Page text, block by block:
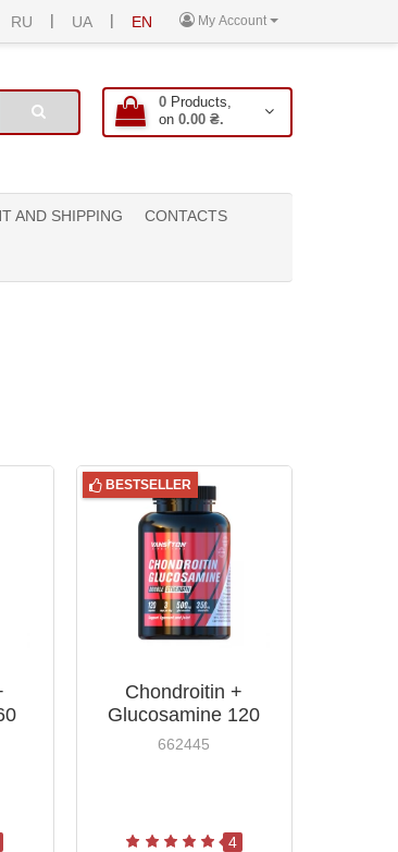
My Account
RU | UA | EN
0 Products,
on 0.00 ₴.
AND SHIPPING CONTACTS
BESTSELLER
Chondroitin +
Glucosamine 120
Capsules Vansiton
662445
4